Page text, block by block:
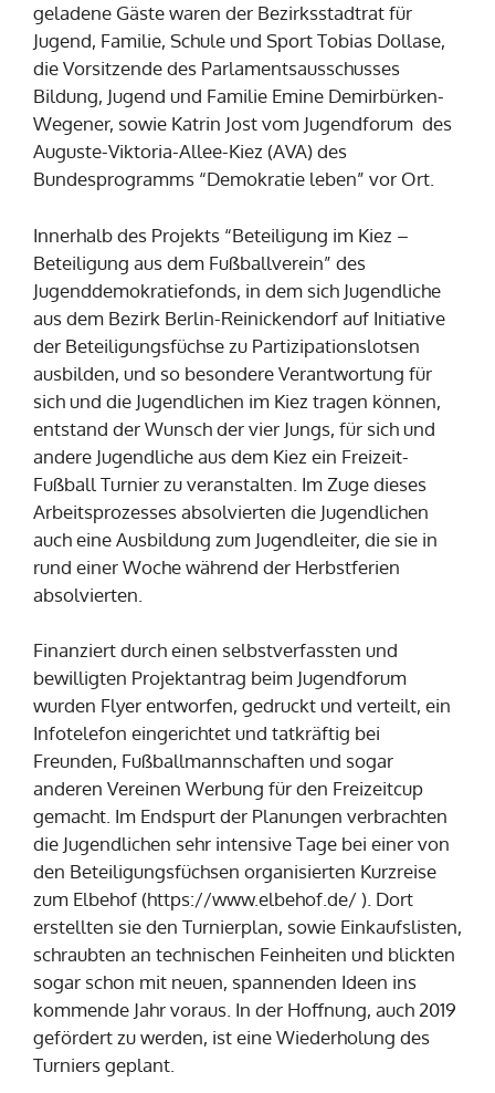
geladene Gäste waren der Bezirksstadtrat für
Jugend, Familie, Schule und Sport Tobias Dollase,
die Vorsitzende des Parlamentsausschusses
Bildung, Jugend und Familie Emine Demirbürken-
Wegener, sowie Katrin Jost vom Jugendforum des
Auguste-Viktoria-Allee-Kiez (AVA) des
Bundesprogramms “Demokratie leben” vor Ort.
Innerhalb des Projekts “Beteiligung im Kiez –
Beteiligung aus dem Fußballverein” des
Jugenddemokratiefonds, in dem sich Jugendliche
aus dem Bezirk Berlin-Reinickendorf auf Initiative
der Beteiligungsfüchse zu Partizipationslotsen
ausbilden, und so besondere Verantwortung für
sich und die Jugendlichen im Kiez tragen können,
entstand der Wunsch der vier Jungs, für sich und
andere Jugendliche aus dem Kiez ein Freizeit-
Fußball Turnier zu veranstalten. Im Zuge dieses
Arbeitsprozesses absolvierten die Jugendlichen
auch eine Ausbildung zum Jugendleiter, die sie in
rund einer Woche während der Herbstferien
absolvierten.
Finanziert durch einen selbstverfassten und
bewilligten Projektantrag beim Jugendforum
wurden Flyer entworfen, gedruckt und verteilt, ein
Infotelefon eingerichtet und tatkräftig bei
Freunden, Fußballmannschaften und sogar
anderen Vereinen Werbung für den Freizeitcup
gemacht. Im Endspurt der Planungen verbrachten
die Jugendlichen sehr intensive Tage bei einer von
den Beteiligungsfüchsen organisierten Kurzreise
zum Elbehof (https://www.elbehof.de/ ). Dort
erstellten sie den Turnierplan, sowie Einkaufslisten,
schraubten an technischen Feinheiten und blickten
sogar schon mit neuen, spannenden Ideen ins
kommende Jahr voraus. In der Hoffnung, auch 2019
gefördert zu werden, ist eine Wiederholung des
Turniers geplant.